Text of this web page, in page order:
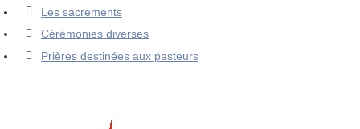
Les sacrements
Cérémonies diverses
Prières destinées aux pasteurs